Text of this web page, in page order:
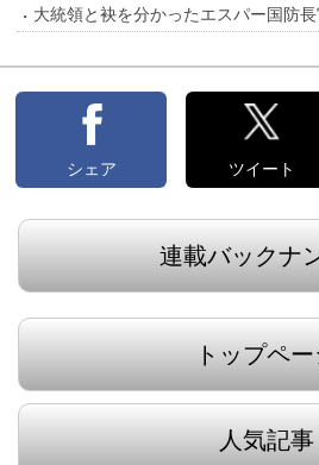
大統領と袂を分かったエスパー国防
シェア ツイート
連載バックナ
トップペ
人気記事